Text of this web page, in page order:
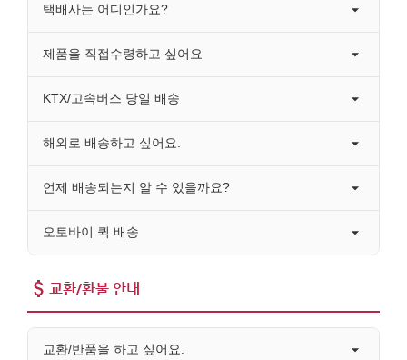
택배사는 어디인가요?
제품을 직접수령하고 싶어요
KTX/고속버스 당일 배송
해외로 배송하고 싶어요.
언제 배송되는지 알 수 있을까요?
오토바이 퀵 배송
교환/환불 안내
교환/반품을 하고 싶어요.